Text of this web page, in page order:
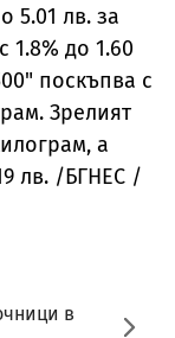
5.01 лв. за
1.8% до 1.60
поскъпва с
Зрелият
а
лв. /БГНЕС /
в